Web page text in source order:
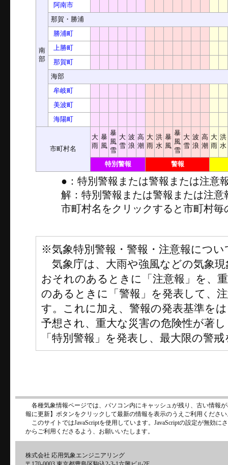
南
部
阿南市
那賀・勝浦
勝浦町
上勝町
那賀町
海部
牟岐町
美波町
海陽町
市町村名
大
雨
暴
風
暴
風
雪
大
雪
波
浪
高
潮
大
雨
洪
水
暴
風
暴
風
雪
大
雪
波
浪
高
潮
大
雨
洪
水
特別警報 警報
●：特別警報または警報または注意
解：特別警報または警報または注
市町村名をクリックすると市町村
※気象特別警報・警報・注意報につい
気象庁は、大雨や強風などの気象
おそれのあるときに「注意報」を、
のあるときに「警報」を発表して、
す。これに加え、警報の発表基準を
予想され、重大な災害の危険性が著
「特別警報」を発表し、最大限の警
各種気象情報ページでは、パソコン内にキャッシュが残り、古い情報
報に更新】ボタンをクリックして最新の情報を表示のうえご利用くださ
このサイトではJavaScriptを使用しています。JavaScriptの設定が無効
からご利用くださるよう、お願いいたします。
株式会社 応用気象エンジニアリング